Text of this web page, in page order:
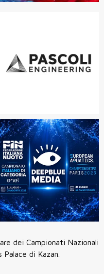
dei Campionati Nazionali
di Kazan.